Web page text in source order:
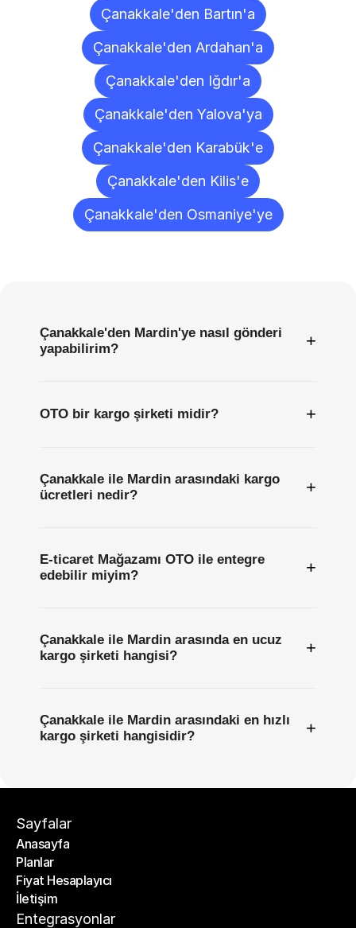
Çanakkale'den Bartın'a
Çanakkale'den Ardahan'a
Çanakkale'den Iğdır'a
Çanakkale'den Yalova'ya
Çanakkale'den Karabük'e
Çanakkale'den Kilis'e
Çanakkale'den Osmaniye'ye
Çanakkale'den Mardin'ye nasıl gönderi
yapabilirim?
+
OTO bir kargo şirketi midir? +
Çanakkale ile Mardin arasındaki kargo
ücretleri nedir?
+
E-ticaret Mağazamı OTO ile entegre
edebilir miyim?
+
Çanakkale ile Mardin arasında en ucuz
kargo şirketi hangisi?
+
Çanakkale ile Mardin arasındaki en hızlı
kargo şirketi hangisidir?
+
Sayfalar
Anasayfa
Anasayfa
Planlar
Planlar
Fiyat Hesaplayıcı
Fiyat Hesaplayıcı
İletişim
İletişim
Entegrasyonlar